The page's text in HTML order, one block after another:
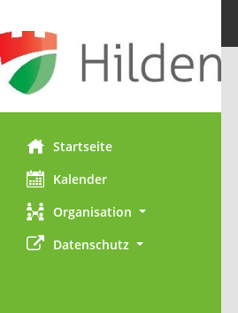
Startseite
Kalender
Organisation
Datenschutz